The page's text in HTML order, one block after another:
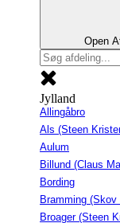
Open
Jylland
Allingåbro
Als (Steen
Aulum
Billund (Claus
Bording
Bramming (Skov
Broager (Steen